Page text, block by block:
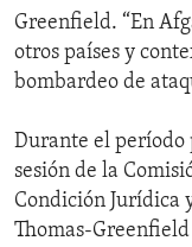
Greenfield. “En
otros países y
bombardeo de
Durante el período
sesión de la
Condición Jurídica
Thomas-